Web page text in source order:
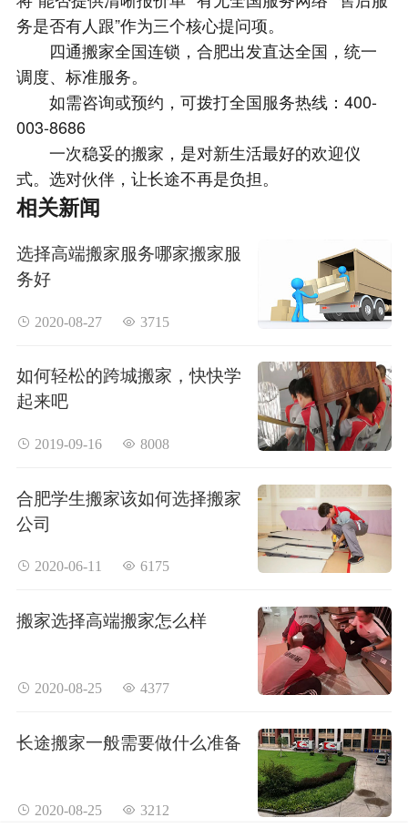
务是否有人跟”作为三个核心提问项。
四通搬家全国连锁，合肥出发直达全国，统一
调度、标准服务。
如需咨询或预约，可拨打全国服务热线：400-
003-8686
一次稳妥的搬家，是对新生活最好的欢迎仪
式。选对伙伴，让长途不再是负担。
相关新闻
选择高端搬家服务哪家搬家服
务好
 2020-08-27  3715
如何轻松的跨城搬家，快快学
起来吧
 2019-09-16  8008
合肥学生搬家该如何选择搬家
公司
 2020-06-11  6175
搬家选择高端搬家怎么样
 2020-08-25  4377
长途搬家一般需要做什么准备
 2020-08-25  3212